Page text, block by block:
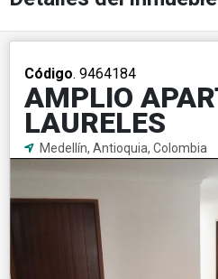
Código. 9464184
AMPLIO
LAURELES
Medellín, Antioquia, Colombia